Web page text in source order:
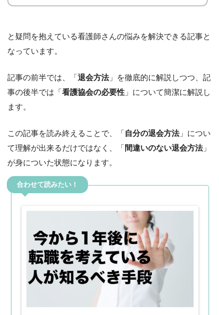
と疑問を抱えている看護師さんの悩みを解決できる記事と
なっています。
記事の前半では、「 退会方法」を徹底的に解説しつつ、記
事の後半では「 看護協会の必要性 」について簡潔に解説し
ます。
この記事を読み終えることで、「 自分の退会方法」につい
て理解が出来るだけではなく、「 間違いのない退会方法」
が身についた状態になります。
合わせて読みたい！